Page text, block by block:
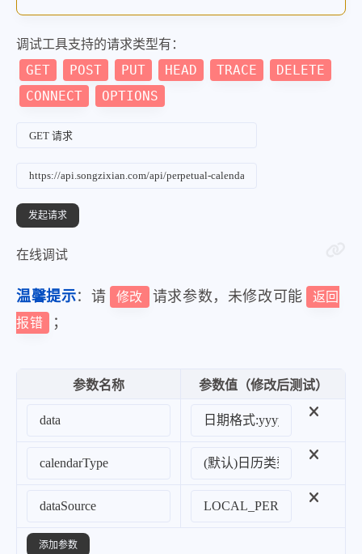
调试工具支持的请求类型有：
GET POST PUT HEAD TRACE
DELETE
CONNECT
OPTIONS
在线调试
温馨提示：请 修改 请求参数，未修改可能
返回
报错
；
参数名称 参数值（修改后测试）
添加参数